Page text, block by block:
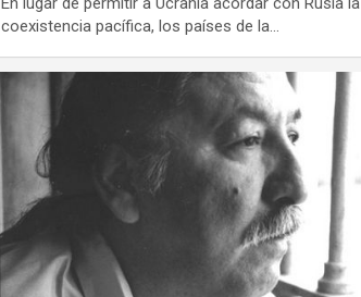
coexistencia pacífica, los países de la…